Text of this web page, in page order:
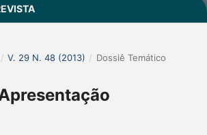
/ V. 29 N. 48 (2013) / Dossiê Temático